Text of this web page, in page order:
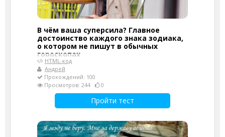
В чём ваша суперсила? Главное
достоинство каждого знака зодиака,
о котором не пишут в обычных
гороскопах
HTML-код
Андрей
Прохождений: 100
Просмотров: 244
0
Пройти тест